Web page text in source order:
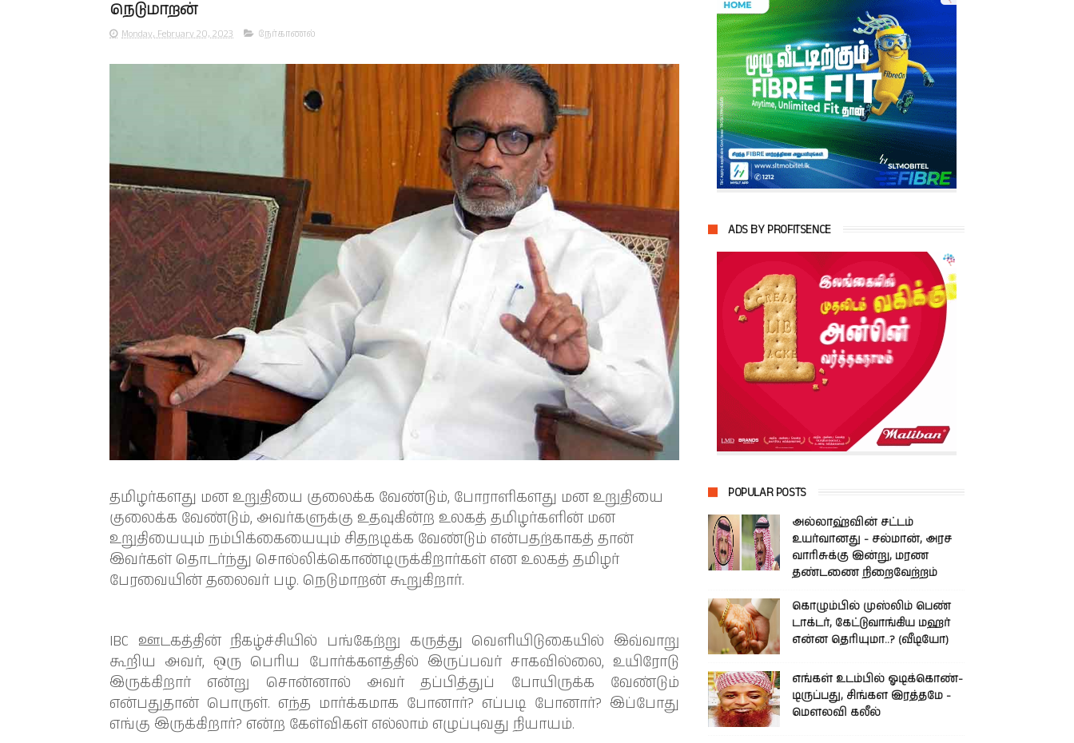
நெடுமாறன்
Monday, February 20, 2023 நேர்காணல்
தமிழர்களது மன உறுதியை குலைக்க வேண்டும், போராளிகளது மன உறுதியை
குலைக்க வேண்டும், அவர்களுக்கு உதவுகின்ற உலகத் தமிழர்களின் மன
உறுதியையும் நம்பிக்கையையும் சிதறடிக்க வேண்டும் என்பதற்காகத் தான்
இவர்கள் தொடர்ந்து சொல்லிக்கொண்டிருக்கிறார்கள் என உலகத் தமிழர்
பேரவையின் தலைவர் பழ. நெடுமாறன் கூறுகிறார்.
IBC ஊடகத்தின் நிகழ்ச்சியில் பங்கேற்று கருத்து வெளியிடுகையில் இவ்வாறு
கூறிய அவர், ஒரு பெரிய போர்க்களத்தில் இருப்பவர் சாகவில்லை, உயிரோடு
இருக்கிறார் என்று சொன்னால் அவர் தப்பித்துப் போயிருக்க வேண்டும்
என்பதுதான் பொருள். எந்த மார்க்கமாக போனார்? எப்படி போனார்? இப்போது
எங்கு இருக்கிறார்? என்ற கேள்விகள் எல்லாம் எழுப்புவது நியாயம்.
ADS BY PROFITSENCE
POPULAR POSTS
அல்லாஹ்வின் சட்டம்
உயர்வானது - சல்மான், அரச
வாரிசுக்கு இன்று, மரண
தண்டணை நிறைவேற்றம்
கொழும்பில் முஸ்லிம் பெண்
டாக்டர், கேட்டுவாங்கிய மஹர்
என்ன தெரியுமா..? (வீடியோ)
எங்கள் உடம்பில் ஓடிக்­கொண்­
டி­ருப்­பது, சிங்­கள இரத்­தமே -
மௌலவி கலீல்